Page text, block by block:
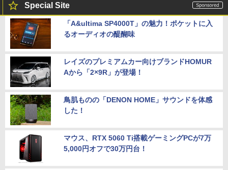
Special Site
「A&ultima SP4000T」の魅力！ポケットに入
るオーディオの醍醐味
レイズのプレミアムカー向けブランドHOMUR
Aから「2×9R」が登場！
鳥肌ものの「DENON HOME」サウンドを体感
した！
マウス、RTX 5060 Ti搭載ゲーミングPCが7万
5,000円オフで30万円台！